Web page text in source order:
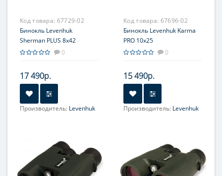
Код товара: 67729-02
Бинокль Levenhuk
Sherman PLUS 8x42
0
17 490р.
Производитель: Levenhuk
Центральная
Код товара: 67696-02
Бинокль Levenhuk Karma
PRO 10x25
0
15 490р.
Производитель: Levenhuk
Центральная